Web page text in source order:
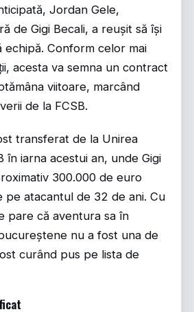
Jordan Gele,
de Gigi Becali, a reușit să își
echipă. Conform celor mai
acesta va semna un contract
viitoare, marcând
de la FCSB.
transferat de la Unirea
în iarna acestui an, unde Gigi
300.000 de euro
pe atacantul de 32 de ani. Cu
pare că aventura sa în
nu a fost una de
curând pus pe lista de